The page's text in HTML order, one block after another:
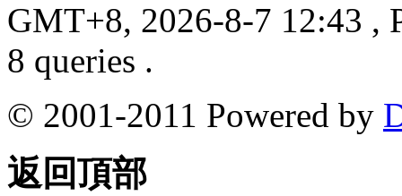
GMT+8, 2026-8-7 12:43 ,
8 queries .
© 2001-2011 Powered by
返回頂部